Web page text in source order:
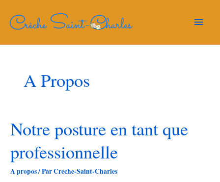
contenu
Menu
A Propos
Notre posture en tant que
professionnelle
A propos/ ParCreche-Saint-Charles
Notre
posture
tant
que
professionnelle